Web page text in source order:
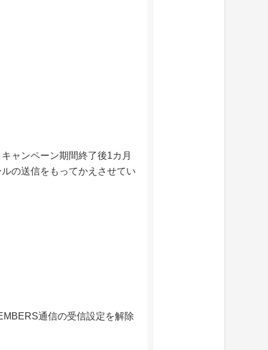
ャンペーン期間終了後1カ月
の送信をもってかえさせてい
通信の受信設定を解除